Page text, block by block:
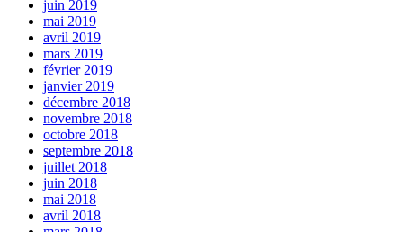
juin 2019
mai 2019
avril 2019
mars 2019
février 2019
janvier 2019
décembre 2018
novembre 2018
octobre 2018
septembre 2018
juillet 2018
juin 2018
mai 2018
avril 2018